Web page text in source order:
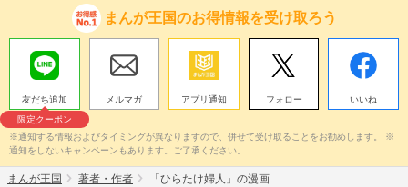
まんが王国のお得情報を受け取ろう
友だち追加
限定クーポン
メルマガ アプリ通知 フォロー いいね
※通知する情報およびタイミングが異なりますので、併せて受け取ることをお勧めします。 ※
通知をしないキャンペーンもあります。ご了承ください。
まんが王国 著者・作者 「ひらたけ婦人」の漫画